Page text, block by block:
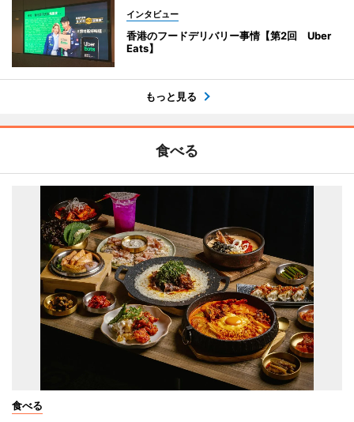
インタビュー
香港のフードデリバリー事情【第2回 Uber
Eats】
もっと見る
食べる
食べる